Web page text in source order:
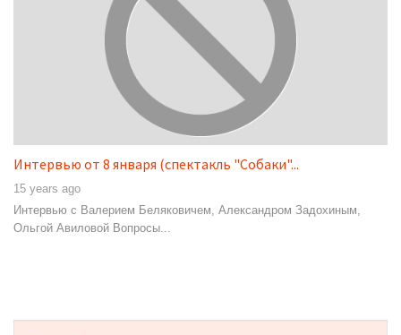
Интервью от 8 января (спектакль "Собаки"...
15 years ago
Интервью с Валерием Беляковичем, Александром Задохиным,
Ольгой Авиловой Вопросы...